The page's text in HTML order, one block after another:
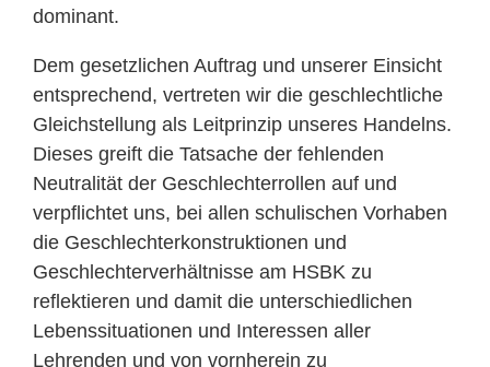
dominant.
Dem gesetzlichen Auftrag und unserer Einsicht
entsprechend, vertreten wir die geschlechtliche
Gleichstellung als Leitprinzip unseres Handelns.
Dieses greift die Tatsache der fehlenden
Neutralität der Geschlechterrollen auf und
verpflichtet uns, bei allen schulischen Vorhaben
die Geschlechterkonstruktionen und
Geschlechterverhältnisse am HSBK zu
reflektieren und damit die unterschiedlichen
Lebenssituationen und Interessen aller
Lehrenden und von vornherein zu